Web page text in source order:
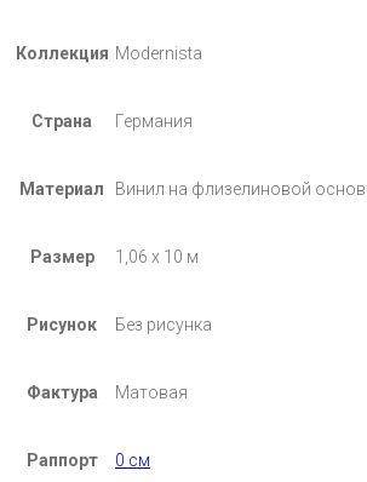
Коллекция Modernista
Страна Германия
Материал Винил на флизелиновой
Размер 1,06 х 10 м
Рисунок Без рисунка
Фактура Матовая
Раппорт 0 см